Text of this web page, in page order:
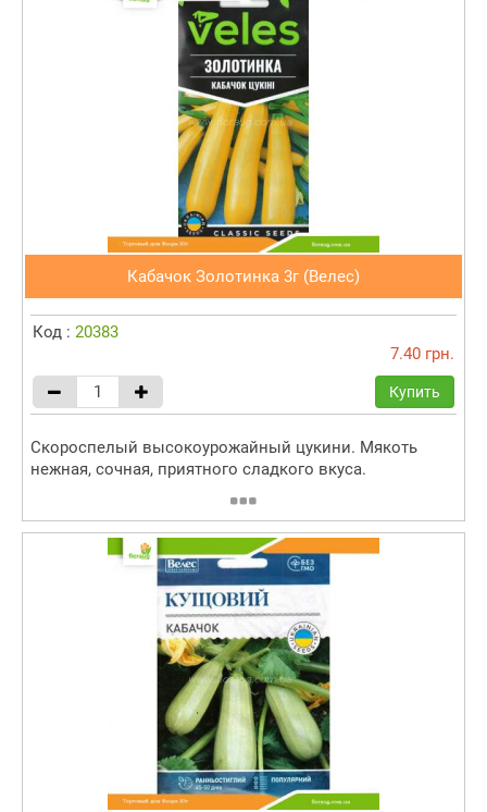
Кабачок Золотинка 3г (Велес)
Код : 20383
7.40 грн.
Купить
Скороспелый высокоурожайный цукини. Мякоть
нежная, сочная, приятного сладкого вкуса.